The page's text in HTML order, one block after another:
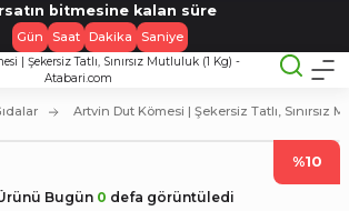
bitmesine kalan süre
Gün Saat Dakika Saniye
Artvin Dut Kömesi | Şekersiz Tatlı, Sınırsız
%10
Bugün 0 defa görüntüledi